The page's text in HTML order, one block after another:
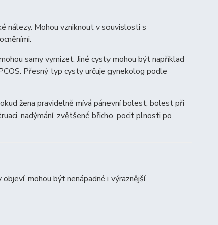
nálezy. Mohou vzniknout v souvislosti s
samy vymizet. Jiné cysty mohou být například
Přesný typ cysty určuje gynekolog podle
žena pravidelně mívá pánevní bolest, bolest při
nadýmání, zvětšené břicho, pocit plnosti po
mohou být nenápadné i výraznější.